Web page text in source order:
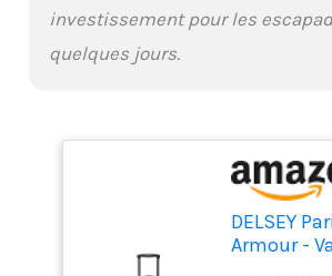
investissement pour les
quelques jours.
DELSEY
Armour -